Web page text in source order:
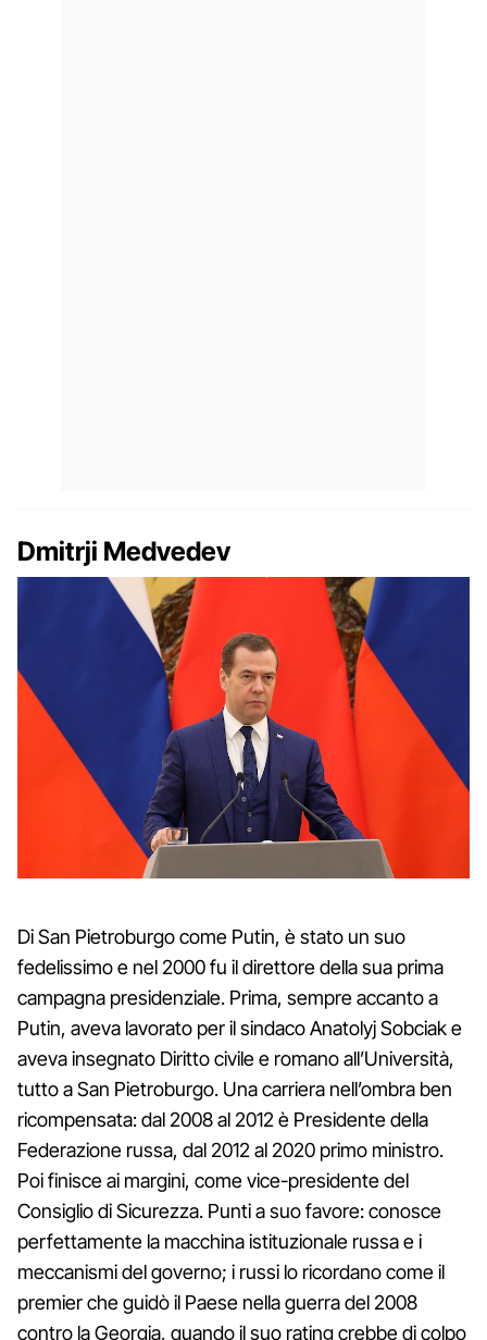
Dmitrji Medvedev
Di San Pietroburgo come Putin, è stato un suo
fedelissimo e nel 2000 fu il direttore della sua prima
campagna presidenziale. Prima, sempre accanto a
Putin, aveva lavorato per il sindaco Anatolyj Sobciak e
aveva insegnato Diritto civile e romano all’Università,
tutto a San Pietroburgo. Una carriera nell’ombra ben
ricompensata: dal 2008 al 2012 è Presidente della
Federazione russa, dal 2012 al 2020 primo ministro.
Poi finisce ai margini, come vice-presidente del
Consiglio di Sicurezza. Punti a suo favore: conosce
perfettamente la macchina istituzionale russa e i
meccanismi del governo; i russi lo ricordano come il
premier che guidò il Paese nella guerra del 2008
contro la Georgia, quando il suo rating crebbe di colpo